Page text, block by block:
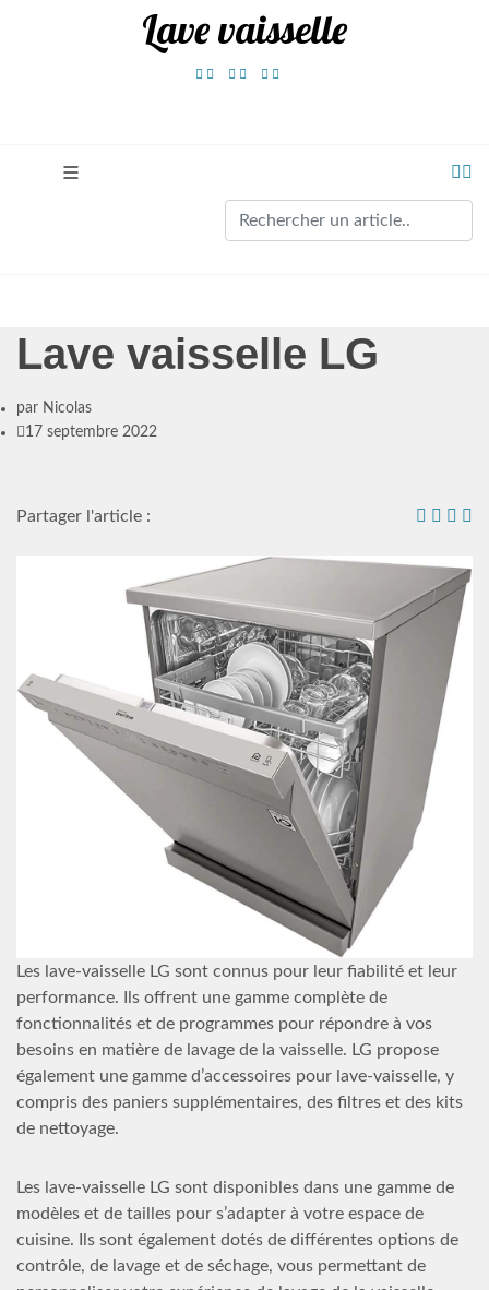
Lave vaisselle
Lave vaisselle LG
par Nicolas
17 septembre 2022
Partager l'article :
Les lave-vaisselle LG sont connus pour leur fiabilité et leur
performance. Ils offrent une gamme complète de
fonctionnalités et de programmes pour répondre à vos
besoins en matière de lavage de la vaisselle. LG propose
également une gamme d’accessoires pour lave-vaisselle, y
compris des paniers supplémentaires, des filtres et des kits
de nettoyage.
Les lave-vaisselle LG sont disponibles dans une gamme de
modèles et de tailles pour s’adapter à votre espace de
cuisine. Ils sont également dotés de différentes options de
contrôle, de lavage et de séchage, vous permettant de